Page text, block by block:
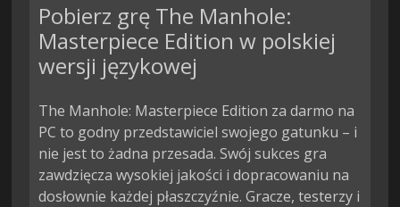
Pobierz grę The Manhole:
Masterpiece Edition w polskiej
wersji językowej
The Manhole: Masterpiece Edition za darmo na
PC to godny przedstawiciel swojego gatunku – i
nie jest to żadna przesada. Swój sukces gra
zawdzięcza wysokiej jakości i dopracowaniu na
dosłownie każdej płaszczyźnie. Gracze, testerzy i